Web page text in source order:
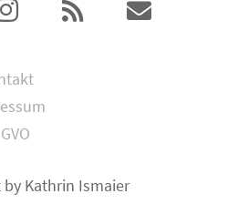
Kathrin Ismaier